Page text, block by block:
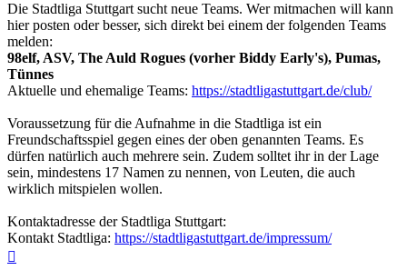
Die Stadtliga Stuttgart sucht neue Teams. Wer mitmachen will kann
hier posten oder besser, sich direkt bei einem der folgenden Teams
melden:
98elf, ASV, The Auld Rogues (vorher Biddy Early's), Pumas,
Tünnes
Aktuelle und ehemalige Teams: https://stadtligastuttgart.de/club/
Voraussetzung für die Aufnahme in die Stadtliga ist ein
Freundschaftsspiel gegen eines der oben genannten Teams. Es
dürfen natürlich auch mehrere sein. Zudem solltet ihr in der Lage
sein, mindestens 17 Namen zu nennen, von Leuten, die auch
wirklich mitspielen wollen.
Kontaktadresse der Stadtliga Stuttgart:
Kontakt Stadtliga: https://stadtligastuttgart.de/impressum/